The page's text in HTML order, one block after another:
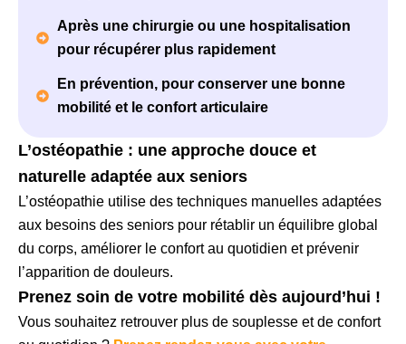
Après une chirurgie ou une hospitalisation
pour récupérer plus rapidement
En prévention, pour conserver une bonne
mobilité et le confort articulaire
L’ostéopathie : une approche douce et
naturelle adaptée aux seniors
L’ostéopathie utilise des techniques manuelles adaptées
aux besoins des seniors pour rétablir un équilibre global
du corps, améliorer le confort au quotidien et prévenir
l’apparition de douleurs.
Prenez soin de votre mobilité dès aujourd’hui !
Vous souhaitez retrouver plus de souplesse et de confort